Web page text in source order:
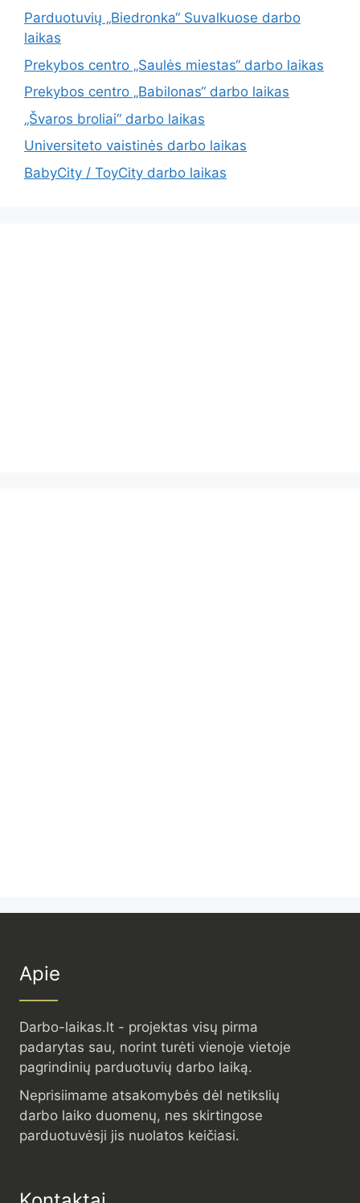
Parduotuvių „Biedronka“ Suvalkuose darbo
laikas
Prekybos centro „Saulės miestas“ darbo laikas
Prekybos centro „Babilonas“ darbo laikas
„Švaros broliai“ darbo laikas
Universiteto vaistinės darbo laikas
BabyCity / ToyCity darbo laikas
Apie
Darbo-laikas.lt - projektas visų pirma
padarytas sau, norint turėti vienoje vietoje
pagrindinių parduotuvių darbo laiką.
Neprisiimame atsakomybės dėl netikslių
darbo laiko duomenų, nes skirtingose
parduotuvėsji jis nuolatos keičiasi.